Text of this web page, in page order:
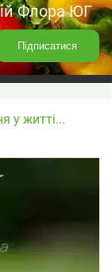
Флора ЮГ
у житті...